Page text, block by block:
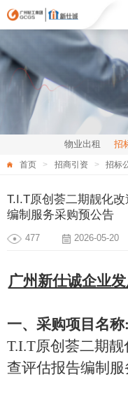
物业出租 招
首页 招商引资 招标
T.I.T原创荟二期靓化
编制服务采购预公告
477 2026-05-20
广州新仕诚企业
一、采购项目名称:
T.I.T原创荟二期靓
查评估报告编制服